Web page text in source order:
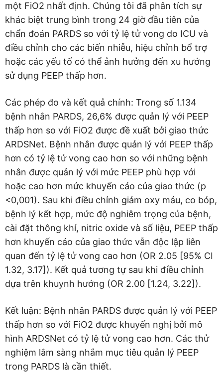
một FiO2 nhất định. Chúng tôi đã phân tích sự
khác biệt trung bình trong 24 giờ đầu tiên của
chẩn đoán PARDS so với tỷ lệ tử vong do ICU và
điều chỉnh cho các biến nhiễu, hiệu chỉnh bổ trợ
hoặc các yếu tố có thể ảnh hưởng đến xu hướng
sử dụng PEEP thấp hơn.
Các phép đo và kết quả chính: Trong số 1.134
bệnh nhân PARDS, 26,6% được quản lý với PEEP
thấp hơn so với FiO2 được đề xuất bởi giao thức
ARDSNet. Bệnh nhân được quản lý với PEEP thấp
hơn có tỷ lệ tử vong cao hơn so với những bệnh
nhân được quản lý với mức PEEP phù hợp với
hoặc cao hơn mức khuyến cáo của giao thức (p
<0,001). Sau khi điều chỉnh giảm oxy máu, co bóp,
bệnh lý kết hợp, mức độ nghiêm trọng của bệnh,
cài đặt thông khí, nitric oxide và số liệu, PEEP thấp
hơn khuyến cáo của giao thức vẫn độc lập liên
quan đến tỷ lệ tử vong cao hơn (OR 2.05 [95% CI
1.32, 3.17]). Kết quả tương tự sau khi điều chỉnh
dựa trên khuynh hướng (OR 2.00 [1.24, 3.22]).
Kết luận: Bệnh nhân PARDS được quản lý với PEEP
thấp hơn so với FiO2 được khuyến nghị bởi mô
hình ARDSNet có tỷ lệ tử vong cao hơn. Các thử
nghiệm lâm sàng nhắm mục tiêu quản lý PEEP
trong PARDS là cần thiết.